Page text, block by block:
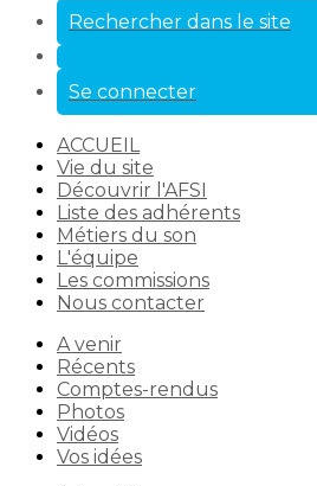
Rechercher dans le site
Se connecter
ACCUEIL
Vie du site
Découvrir l'AFSI
Liste des adhérents
Métiers du son
L'équipe
Les commissions
Nous contacter
A venir
Récents
Comptes-rendus
Photos
Vidéos
Vos idées